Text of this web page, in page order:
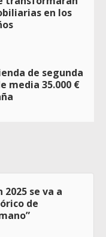
en los
de segunda
media 35.000 €
2025 se va a
de